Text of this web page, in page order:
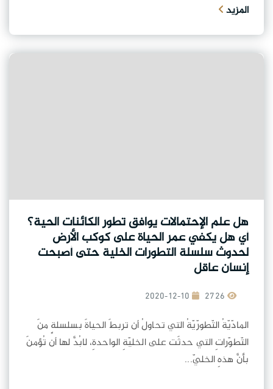
المزيد
هل علم الإحتمالات يوافق تطور الكائنات الحية؟
أي هل يكفي عمر الحياة على كوكب الأرض
لحدوث سلسلة التطورات الخلية حتى أصبحت
إنسان عاقل
2020-12-10
المادّيّةُ التّطورّيّةُ التي تحاولُ أن تربطَ الحياةَ بسلسلةٍ منَ
التّطوّراتِ التي حدثَت على الخليّةِ الواحدةِ، لابُدَّ لها أن تُؤمنَ
بأنَّ هذهِ الخليّ...